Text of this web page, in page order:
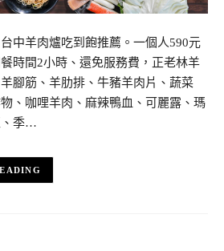
中羊肉爐吃到飽推薦。一個人590元
時間2小時、還免服務費，正老林羊
腳筋、羊肋排、牛豬羊肉片、蔬菜
、咖哩羊肉、麻辣鴨血、可麗露、瑪
、季…